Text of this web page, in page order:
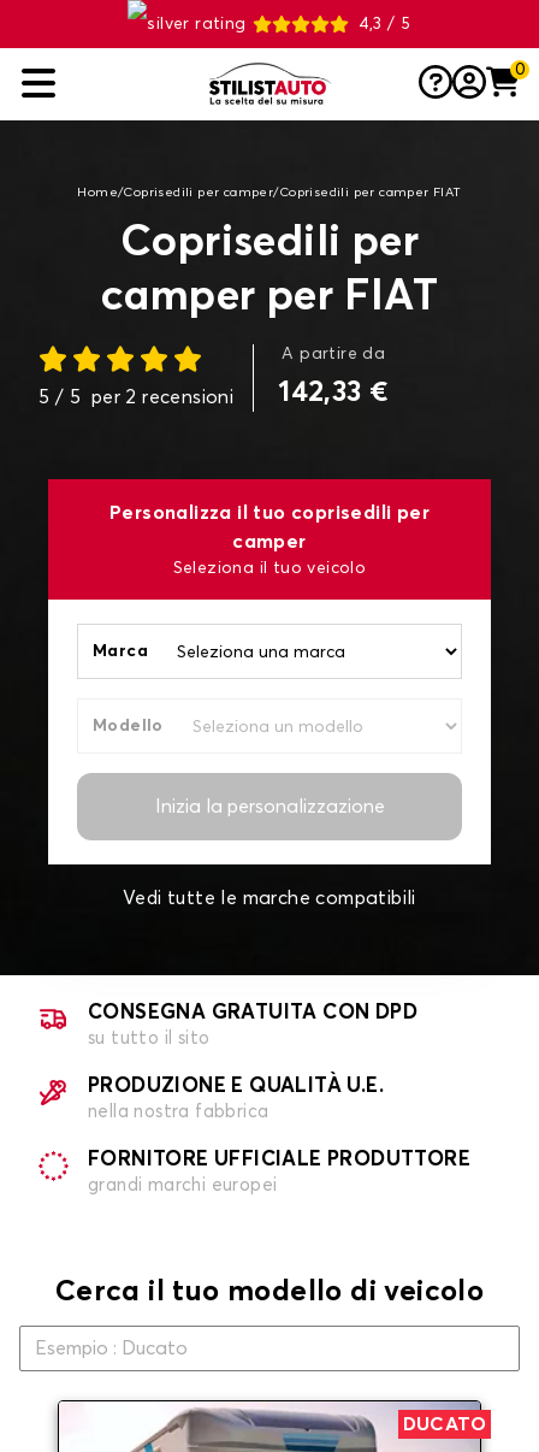
4,3 / 5
0
Home/Coprisedili per camper/ Coprisedili per camper FIAT
Coprisedili per
camper per FIAT
5 / 5 per 2 recensioni
A partire da
142,33 €
Personalizza il tuo coprisedili per
camper
Seleziona il tuo veicolo
Marca
Modello
Inizia la personalizzazione
Vedi tutte le marche compatibili
CONSEGNA GRATUITA CON DPD
su tutto il sito
PRODUZIONE E QUALITÀ U.E.
nella nostra fabbrica
FORNITORE UFFICIALE PRODUTTORE
grandi marchi europei
Cerca il tuo modello di veicolo
DUCATO